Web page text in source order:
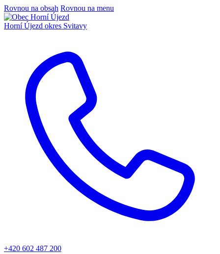
Rovnou na obsah Rovnou na menu
Horní Újezd okres Svitavy
+420 602 487 200